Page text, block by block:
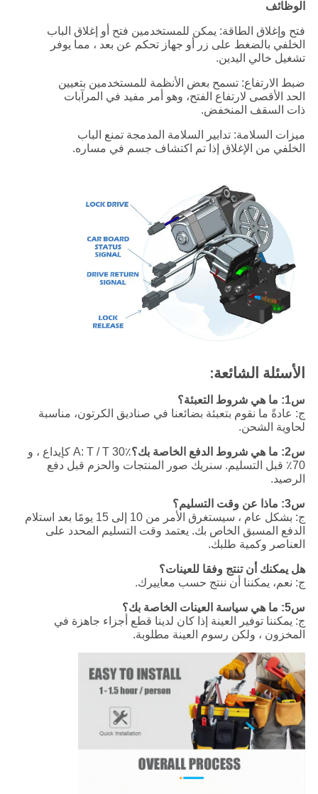
الوظائف
فتح وإغلاق الطاقة: يمكن للمستخدمين فتح أو إغلاق الباب
الخلفي بالضغط على زر أو جهاز تحكم عن بعد ، مما يوفر
تشغيل خالي اليدين.
ضبط الارتفاع: تسمح بعض الأنظمة للمستخدمين بتعيين
الحد الأقصى لارتفاع الفتح، وهو أمر مفيد في المرآبات
ذات السقف المنخفض.
ميزات السلامة: تدابير السلامة المدمجة تمنع الباب
الخلفي من الإغلاق إذا تم اكتشاف جسم في مساره.
الأسئلة الشائعة:
س1: ما هي شروط التعبئة؟
ج: عادةً ما نقوم بتعبئة بضائعنا في صناديق الكرتون، مناسبة
لحاوية الشحن.
س2: ما هي شروط الدفع الخاصة بك؟
A: T / T 30٪ كإيداع ، و
70٪ قبل التسليم. سنريك صور المنتجات والحزم قبل دفع
الرصيد.
س3: ماذا عن وقت التسليم؟
ج: بشكل عام ، سيستغرق الأمر من 10 إلى 15 يومًا بعد استلام
الدفع المسبق الخاص بك. يعتمد وقت التسليم المحدد على
العناصر وكمية طلبك.
هل يمكنك أن تنتج وفقا للعينات؟
ج: نعم، يمكننا أن ننتج حسب معاييرك.
س5: ما هي سياسة العينات الخاصة بك؟
ج: يمكننا توفير العينة إذا كان لدينا قطع أجزاء جاهزة في
المخزون ، ولكن رسوم العينة مطلوبة.